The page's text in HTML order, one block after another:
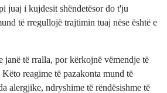
juaj i kujdesit shëndetësor do t'ju
të rregullojë trajtimin tuaj nëse është e
janë të rralla, por kërkojnë vëmendje të
reagime të pazakonta mund të
alergjike, ndryshime të rëndësishme të